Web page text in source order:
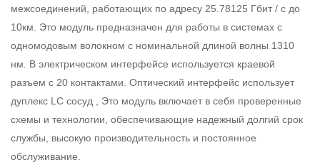
межсоединений, работающих по адресу 25.78125 Гбит / с до
10км. Это модуль предназначен для работы в системах с
одномодовым волокном с номинальной длиной волны 1310
нм. В электрическом интерфейсе используется краевой
разъем с 20 контактами. Оптический интерфейс использует
дуплекс LC сосуд , Это модуль включает в себя проверенные
схемы и технологии, обеспечивающие надежный долгий срок
службы, высокую производительность и постоянное
обслуживание.